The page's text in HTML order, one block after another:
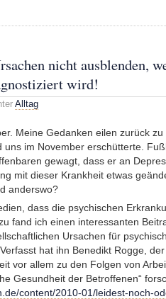
nicht ausblenden,
wird!
Alltag
Meine Gedanken eilen zurück zu
uns im November erschütterte.
gewagt, dass er an
mit dieser Krankheit etwas
anderswo?
dass die psychischen
fand ich einen interessanten
Ursachen für
hat ihn Benedikt Rogge,
vor allem zu den Folgen von
Gesundheit der Betroffenen“
content/2010-01/leidest-noch-